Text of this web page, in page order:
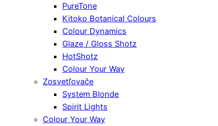
PureTone
Kitoko Botanical Colours
Colour Dynamics
Glaze / Gloss Shotz
HotShotz
Colour Your Way
Zosvetľovače
System Blonde
Spirit Lights
Colour Your Way